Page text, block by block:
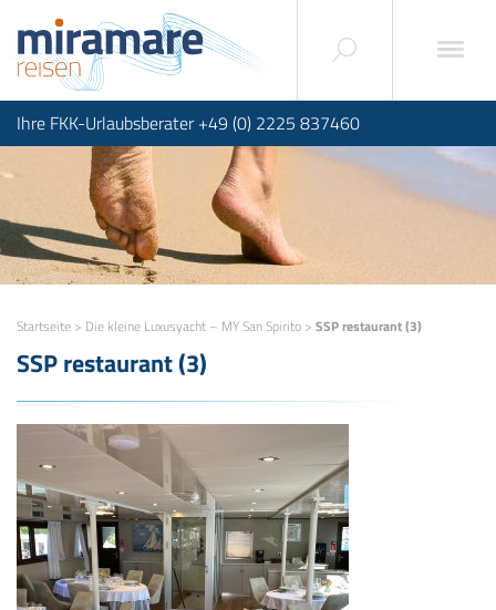
Ihre FKK-Urlaubsberater +49 (0) 2225 837460
Startseite > Die kleine Luxusyacht – MY San Spirito > SSP restaurant (3)
SSP restaurant (3)